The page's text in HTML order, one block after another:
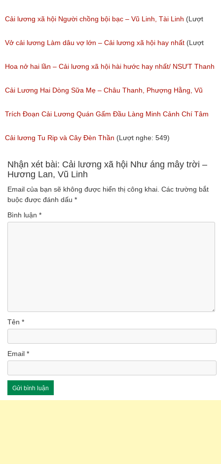
(Lượt nghe: 776)
Cải lương xã hội Người chồng bội bạc – Vũ Linh, Tài Linh (Lượt
nghe: 473)
Vở cải lương Làm dâu vợ lớn – Cải lương xã hội hay nhất (Lượt
nghe: 383)
Hoa nở hai lần – Cải lương xã hội hài hước hay nhất/ NSƯT Thanh
Ngân, NSƯT Vũ Linh
(Lượt nghe: 191)
Cải Lương Hai Dòng Sữa Mẹ – Châu Thanh, Phượng Hằng, Vũ
Minh Vương, Linh Vương, Phương Hồng Thủy
(Lượt nghe: 609)
Trích Đoạn Cải Lương Quán Gấm Đầu Làng Minh Cảnh Chí Tâm
(Lượt nghe: 285)
Cải lương Tu Rip và Cây Đèn Thần (Lượt nghe: 549)
Nhận xét bài: Cải lương xã hội Như áng mây trời –
Hương Lan, Vũ Linh
Email của bạn sẽ không được hiển thị công khai. Các trường bắt
buộc được đánh dấu *
Bình luận *
Tên *
Email *